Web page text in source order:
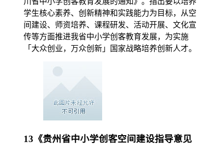
学生核心素养、创新精神和实践能力为目标，从空
间建设、师资培养、课程研发、活动开展、文化宣
传等方面推进我省中小学创客教育发展，为实施
「大众创业，万众创新」国家战略培养创新人才。
13《贵州省中小学创客空间建设指导意见